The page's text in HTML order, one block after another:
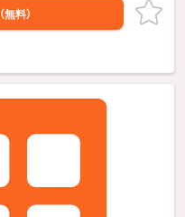
（無料）